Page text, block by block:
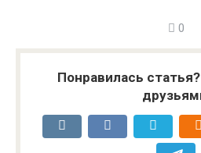
0
Понравилась